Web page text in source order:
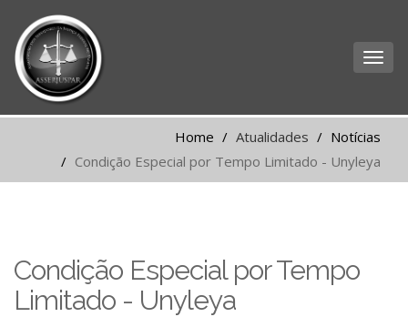
Home Atualidades
Notícias
Condição Especial por Tempo Limitado - Unyleya
Condição Especial por Tempo
Limitado - Unyleya